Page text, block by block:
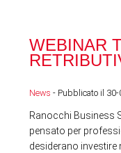
WEBINAR
News - Pubblicato il
Ranocchi Business
pensato per
desiderano investire